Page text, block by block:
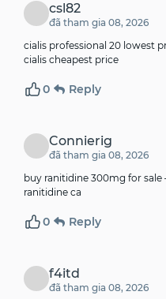
csl82
đã tham gia 08, 2026
cialis professional 20 lowest
cialis cheapest price
0 Reply
Connierig
đã tham gia 08, 2026
buy ranitidine 300mg for sale
ranitidine ca
0 Reply
f4itd
đã tham gia 08, 2026